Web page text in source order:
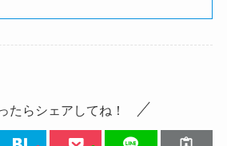
たらシェアしてね！